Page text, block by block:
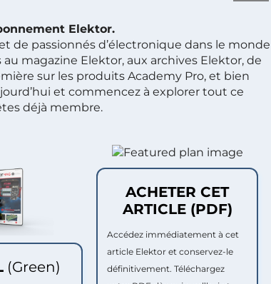
Elektor.
de passionnés d’électronique dans le monde
magazine Elektor, aux archives Elektor, de
sur les produits Academy Pro, et bien
et commencez à explorer tout ce
déjà membre.
(Green)
ACHETER CET
ARTICLE (PDF)
Accédez immédiatement à cet
article Elektor et conservez-le
définitivement. Téléchargez